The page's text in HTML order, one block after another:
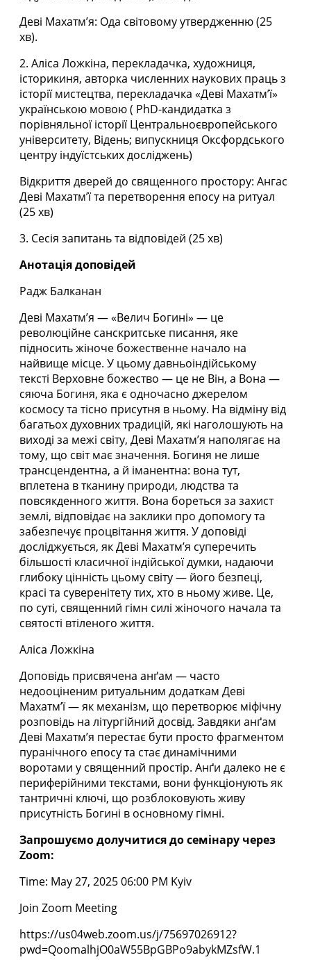
Деві Махатм’я: Ода світовому утвердженню (25
хв).
2. Аліса Ложкіна, перекладачка, художниця,
історикиня, авторка численних наукових праць з
історії мистецтва, перекладачка «Деві Махатм’ї»
українською мовою ( PhD-кандидатка з
порівняльної історії Центральноєвропейського
університету, Відень; випускниця Оксфордського
центру індуїстських досліджень)
Відкриття дверей до священного простору: Ангас
Деві Махатм’ї та перетворення епосу на ритуал
(25 хв)
3. Сесія запитань та відповідей (25 хв)
Анотація доповідей
Радж Балканан
Деві Махатм’я — «Велич Богині» — це
революційне санскритське писання, яке
підносить жіноче божественне начало на
найвище місце. У цьому давньоіндійському
тексті Верховне божество — це не Він, а Вона —
сяюча Богиня, яка є одночасно джерелом
космосу та тісно присутня в ньому. На відміну від
багатьох духовних традицій, які наголошують на
виході за межі світу, Деві Махатм’я наполягає на
тому, що світ має значення. Богиня не лише
трансцендентна, а й іманентна: вона тут,
вплетена в тканину природи, людства та
повсякденного життя. Вона бореться за захист
землі, відповідає на заклики про допомогу та
забезпечує процвітання життя. У доповіді
досліджується, як Деві Махатм’я суперечить
більшості класичної індійської думки, надаючи
глибоку цінність цьому світу — його безпеці,
красі та суверенітету тих, хто в ньому живе. Це,
по суті, священний гімн силі жіночого начала та
святості втіленого життя.
Аліса Ложкіна
Доповідь присвячена анґам — часто
недооціненим ритуальним додаткам Деві
Махатм’ї — як механізм, що перетворює міфічну
розповідь на літургійний досвід. Завдяки анґам
Деві Махатм’я перестає бути просто фрагментом
пуранічного епосу та стає динамічними
воротами у священний простір. Анґи далеко не є
периферійними текстами, вони функціонують як
тантричні ключі, що розблоковують живу
присутність Богині в основному гімні.
Запрошуємо долучитися до семінару через
Zoom:
Time: May 27, 2025 06:00 PM Kyiv
Join Zoom Meeting
https://us04web.zoom.us/j/75697026912?
pwd=QoomalhjO0aW55BpGBPo9abykMZsfW.1